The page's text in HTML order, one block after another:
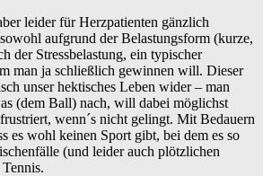
leider für Herzpatienten gänzlich
aufgrund der Belastungsform (kurze,
der Stressbelastung, ein typischer
man ja schließlich gewinnen will. Dieser
unser hektisches Leben wider – man
(dem Ball) nach, will dabei möglichst
wenn´s nicht gelingt. Mit Bedauern
es wohl keinen Sport gibt, bei dem es so
(und leider auch plötzlichen